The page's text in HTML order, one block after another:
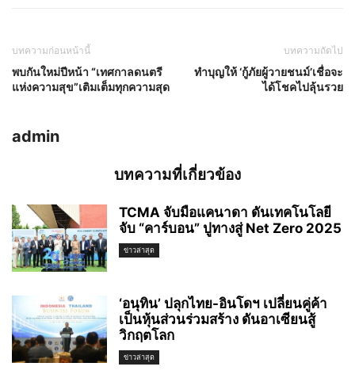
บทความก่อนหน้านี้
พบกันใหม่ปีหน้า “เทศกาลดนตรี
แห่งความสุข”เติมเต็มทุกความสุด
บทความถัดไป
ทำบุญให้ ‘กู้ภัยผู้วายชนม์’เชื่อจะ
ได้โชคไปลุ้นรวย
admin
บทความที่เกี่ยวข้อง
TCMA จับมือแคนาดา ดันเทคโนโลยี
จับ “คาร์บอน” ปูทางสู่ Net Zero 2025
ข่าวล่าสุด
‘อนุทิน’ ปลุกไทย-อินโดฯ เปลี่ยนคู่ค้า
เป็นหุ้นส่วนร่วมสร้าง ดันอาเซียนสู้
วิกฤตโลก
ข่าวล่าสุด